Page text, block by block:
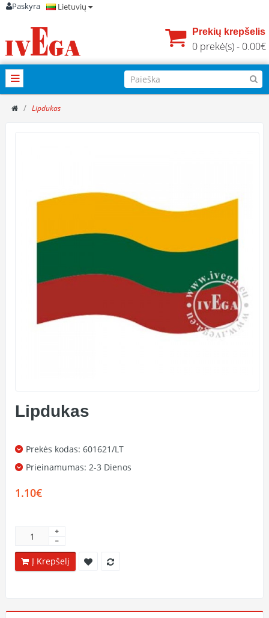
Paskyra Lietuvių
Prekių krepšelis
0 prekė(s) - 0.00€
Lipdukas
Lipdukas
Prekės kodas: 601621/LT
Prieinamumas: 2-3 Dienos
1.10€
Į Krepšelį